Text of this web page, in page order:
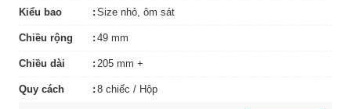
Kiểu bao Size nhỏ, ôm sát
Chiều rộng 49 mm
Chiều dài 205 mm +
Quy cách 8 chiếc / Hộp